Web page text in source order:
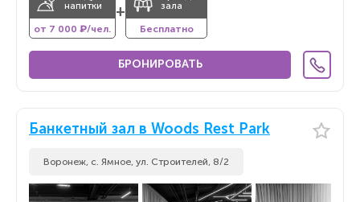
напитки
от 7 000 ₽/чел.
+
зала
Бесплатно
БРОНИРОВАТЬ
Банкетный зал в Woods Rest Park
Воронеж, с. Ямное, ул. Строителей, 8/2